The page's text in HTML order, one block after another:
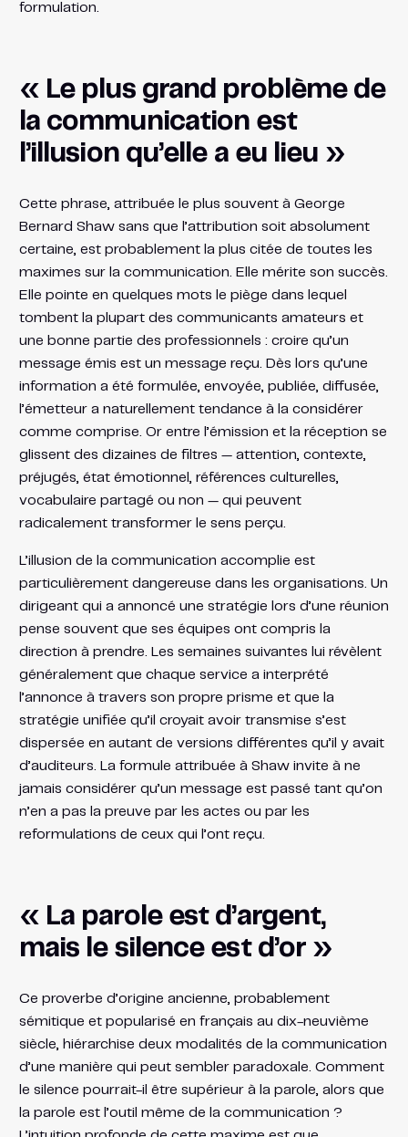
formulation.
« Le plus grand problème de
la communication est
l’illusion qu’elle a eu lieu »
Cette phrase, attribuée le plus souvent à George
Bernard Shaw sans que l’attribution soit absolument
certaine, est probablement la plus citée de toutes les
maximes sur la communication. Elle mérite son succès.
Elle pointe en quelques mots le piège dans lequel
tombent la plupart des communicants amateurs et
une bonne partie des professionnels : croire qu’un
message émis est un message reçu. Dès lors qu’une
information a été formulée, envoyée, publiée, diffusée,
l’émetteur a naturellement tendance à la considérer
comme comprise. Or entre l’émission et la réception se
glissent des dizaines de filtres — attention, contexte,
préjugés, état émotionnel, références culturelles,
vocabulaire partagé ou non — qui peuvent
radicalement transformer le sens perçu.
L’illusion de la communication accomplie est
particulièrement dangereuse dans les organisations. Un
dirigeant qui a annoncé une stratégie lors d’une réunion
pense souvent que ses équipes ont compris la
direction à prendre. Les semaines suivantes lui révèlent
généralement que chaque service a interprété
l’annonce à travers son propre prisme et que la
stratégie unifiée qu’il croyait avoir transmise s’est
dispersée en autant de versions différentes qu’il y avait
d’auditeurs. La formule attribuée à Shaw invite à ne
jamais considérer qu’un message est passé tant qu’on
n’en a pas la preuve par les actes ou par les
reformulations de ceux qui l’ont reçu.
« La parole est d’argent,
mais le silence est d’or »
Ce proverbe d’origine ancienne, probablement
sémitique et popularisé en français au dix-neuvième
siècle, hiérarchise deux modalités de la communication
d’une manière qui peut sembler paradoxale. Comment
le silence pourrait-il être supérieur à la parole, alors que
la parole est l’outil même de la communication ?